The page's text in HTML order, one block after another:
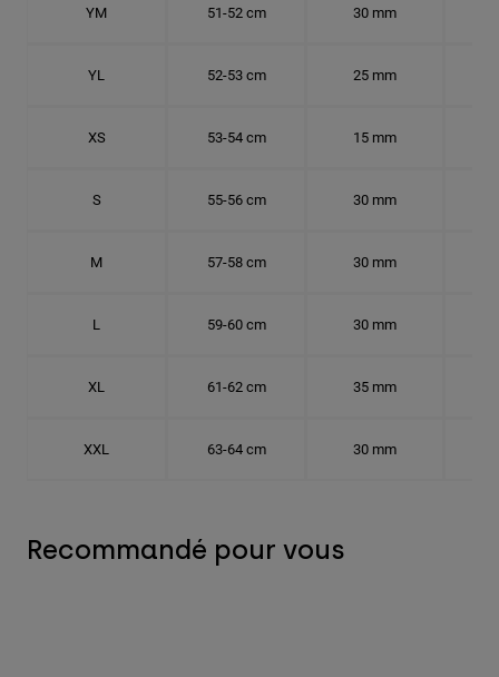
YM 51-52 cm 30 mm
YL 52-53 cm 25 mm
XS 53-54 cm 15 mm
S 55-56 cm 30 mm
M 57-58 cm 30 mm
L 59-60 cm 30 mm
XL 61-62 cm 35 mm
XXL 63-64 cm 30 mm
Recommandé pour vous